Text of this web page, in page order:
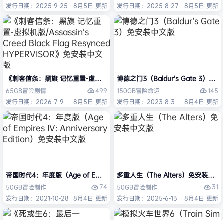
发行日期：2025-9-25
8月5日 更新
发行日期：2025-8-27
8月5日 更新
《刺客信条：黑旗 记忆重置-虚拟机版/Assassin’s Creed Black Flag
65GB冒险剧情
499
发行日期：2026-7-9
8月5日 更新
博德之门3（Baldur’s Gate 3）免安
150GB冒险命运
145
发行日期：2023-8-3
8月4日 更新
帝国时代4：年度版（Age of Empires IV: Anniversary Edition）免安装
50GB冒险制作
74
发行日期：2021-10-28 8月4日 更新
多重人生（The Alters）免安装中文
50GB冒险制作
31
发行日期：2025-6-13
8月4日 更新